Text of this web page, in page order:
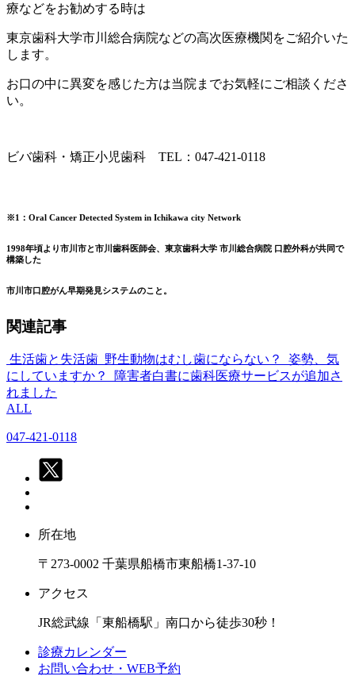
療などをお勧めする時は
東京歯科大学市川総合病院などの高次医療機関をご紹介いた
します。
お口の中に異変を感じた方は当院までお気軽にご相談くださ
い。
ビバ歯科・矯正小児歯科 TEL：047-421-0118
※1：Oral Cancer Detected System in Ichikawa city Network
1998年頃より市川市と市川歯科医師会、東京歯科大学 市川総合病院 口腔外科が共同で
構築した
市川市口腔がん早期発見システムのこと。
関連記事
生活歯と失活歯 野生動物はむし歯にならない？
姿勢、気
にしていますか？
障害者白書に歯科医療サービスが追加さ
れました
ALL
047-421-0118
所在地
〒273-0002 千葉県船橋市東船橋1-37-10
アクセス
JR総武線「東船橋駅」南口から徒歩30秒！
診療カレンダー
お問い合わせ・WEB予約